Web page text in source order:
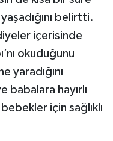
belirtti.
içerisinde
okuduğunu
yaradığını
babalara hayırlı
için sağlıklı